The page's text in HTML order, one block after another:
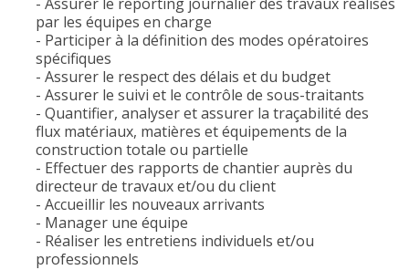
par les équipes en charge
- Participer à la définition des modes opératoires
spécifiques
- Assurer le respect des délais et du budget
- Assurer le suivi et le contrôle de sous-traitants
- Quantifier, analyser et assurer la traçabilité des
flux matériaux, matières et équipements de la
construction totale ou partielle
- Effectuer des rapports de chantier auprès du
directeur de travaux et/ou du client
- Accueillir les nouveaux arrivants
- Manager une équipe
- Réaliser les entretiens individuels et/ou
professionnels